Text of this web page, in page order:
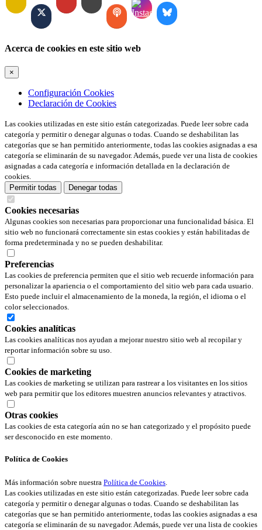
Acerca de cookies en este sitio web
×
Configuración Cookies
Declaración de Cookies
Las cookies utilizadas en este sitio están categorizadas. Puede leer sobre cada
categoría y permitir o denegar algunas o todas. Cuando se deshabilitan las
categorías que se han permitido anteriormente, todas las cookies asignadas a esa
categoría se eliminarán de su navegador. Además, puede ver una lista de cookies
asignadas a cada categoría e información detallada en la declaración de
cookies.
Permitir todas
Denegar todas
Cookies necesarias
Algunas cookies son necesarias para proporcionar una funcionalidad básica. El
sitio web no funcionará correctamente sin estas cookies y están habilitadas de
forma predeterminada y no se pueden deshabilitar.
Preferencias
Las cookies de preferencia permiten que el sitio web recuerde información para
personalizar la apariencia o el comportamiento del sitio web para cada usuario.
Esto puede incluir el almacenamiento de la moneda, la región, el idioma o el
color seleccionados.
Cookies analíticas
Las cookies analíticas nos ayudan a mejorar nuestro sitio web al recopilar y
reportar información sobre su uso.
Cookies de marketing
Las cookies de marketing se utilizan para rastrear a los visitantes en los sitios
web para permitir que los editores muestren anuncios relevantes y atractivos.
Otras cookies
Las cookies de esta categoría aún no se han categorizado y el propósito puede
ser desconocido en este momento.
Política de Cookies
Más información sobre nuestra Política de Cookies.
Las cookies utilizadas en este sitio están categorizadas. Puede leer sobre cada
categoría y permitir o denegar algunas o todas. Cuando se deshabilitan las
categorías que se han permitido anteriormente, todas las cookies asignadas a esa
categoría se eliminarán de su navegador. Además, puede ver una lista de cookies